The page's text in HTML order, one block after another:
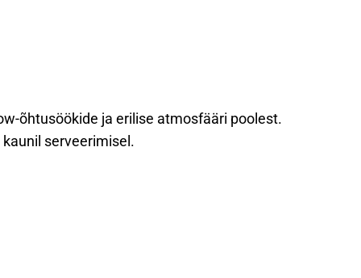
õhtusöökide ja erilise atmosfääri poolest.
serveerimisel.